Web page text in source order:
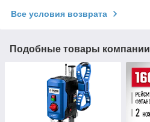
Все условия возврата
Подобные товары компании